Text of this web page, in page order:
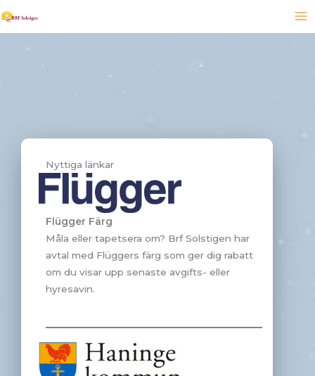
till
Nyttiga länkar
Flügger Färg
Måla eller tapetsera om? Brf Solstigen har
avtal med Flüggers färg som ger dig rabatt
om du visar upp senaste avgifts- eller
hyresavin.